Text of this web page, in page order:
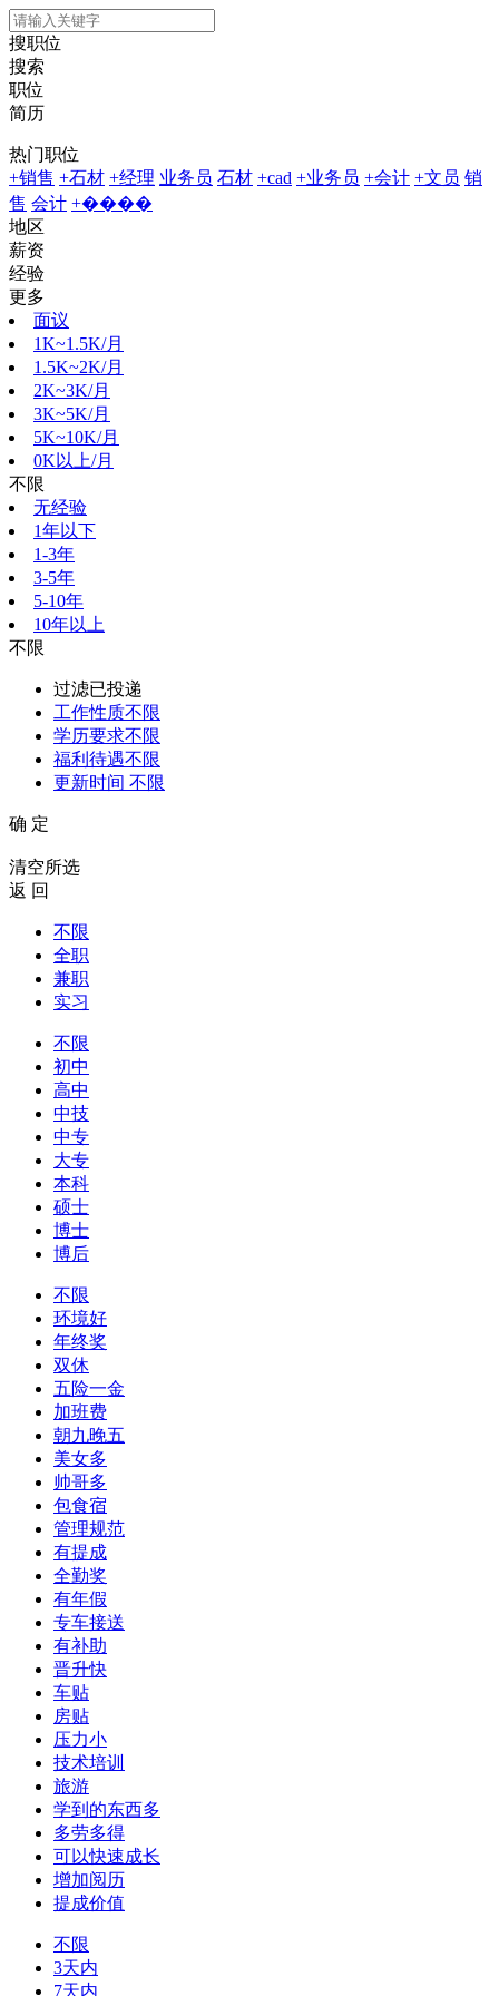
搜职位
搜索
职位
简历
热门职位
+销售 +石材 +经理 业务员 石材 +cad +业务员 +会计 +文员 销
售 会计 +����
地区
薪资
经验
更多
面议
1K~1.5K/月
1.5K~2K/月
2K~3K/月
3K~5K/月
5K~10K/月
0K以上/月
不限
无经验
1年以下
1-3年
3-5年
5-10年
10年以上
不限
过滤已投递
工作性质不限
学历要求不限
福利待遇不限
更新时间 不限
确 定
清空所选
返 回
不限
全职
兼职
实习
不限
初中
高中
中技
中专
大专
本科
硕士
博士
博后
不限
环境好
年终奖
双休
五险一金
加班费
朝九晚五
美女多
帅哥多
包食宿
管理规范
有提成
全勤奖
有年假
专车接送
有补助
晋升快
车贴
房贴
压力小
技术培训
旅游
学到的东西多
多劳多得
可以快速成长
增加阅历
提成价值
不限
3天内
7天内